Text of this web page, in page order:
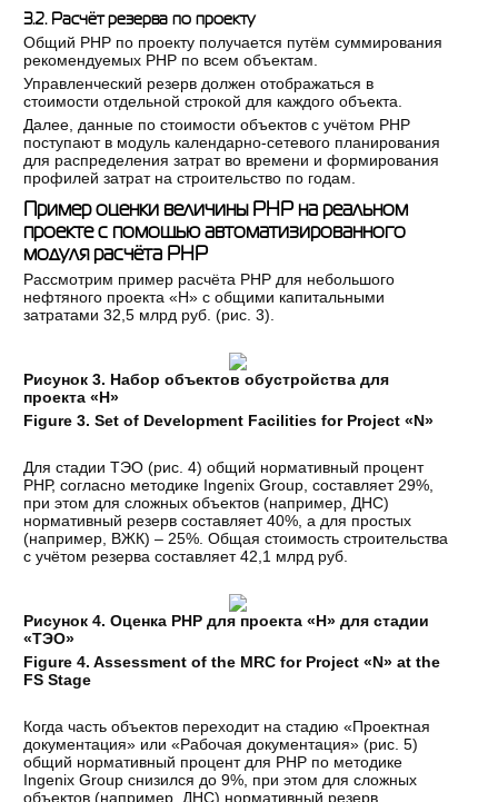
3.2. Расчёт резерва по проекту
Общий РНР по проекту получается путём суммирования
рекомендуемых РНР по всем объектам.
Управленческий резерв должен отображаться в
стоимости отдельной строкой для каждого объекта.
Далее, данные по стоимости объектов с учётом РНР
поступают в модуль календарно-сетевого планирования
для распределения затрат во времени и формирования
профилей затрат на строительство по годам.
Пример оценки величины РНР на реальном
проекте с помощью автоматизированного
модуля расчёта РНР
Рассмотрим пример расчёта РНР для небольшого
нефтяного проекта «Н» с общими капитальными
затратами 32,5 млрд руб. (рис. 3).
Рисунок 3. Набор объектов обустройства для
проекта «Н»
Figure 3. Set of Development Facilities for Project «N»
Для стадии ТЭО (рис. 4) общий нормативный процент
РНР, согласно методике Ingenix Group, составляет 29%,
при этом для сложных объектов (например, ДНС)
нормативный резерв составляет 40%, а для простых
(например, ВЖК) – 25%. Общая стоимость строительства
с учётом резерва составляет 42,1 млрд руб.
Рисунок 4. Оценка РНР для проекта «Н» для стадии
«ТЭО»
Figure 4. Assessment of the MRC for Project «N» at the
FS Stage
Когда часть объектов переходит на стадию «Проектная
документация» или «Рабочая документация» (рис. 5)
общий нормативный процент для РНР по методике
Ingenix Group снизился до 9%, при этом для сложных
объектов (например, ДНС) нормативный резерв